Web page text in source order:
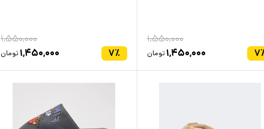
۷
۱,۵۵۰,۰۰۰
۱,۴۵۰,۰۰۰ تومان ۷٪
۱,۵۵۰,۰۰۰
۱,۴۵۰,۰۰۰ تومان